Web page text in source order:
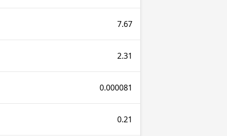
7.67
2.31
0.000081
0.21